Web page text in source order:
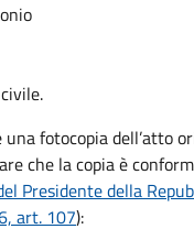
fotocopia dell’atto
che la copia è
Presidente della
art. 107):